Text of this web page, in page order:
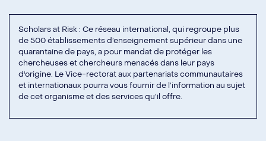
Scholars at Risk: Ce réseau international, qui regroupe plus
de 500 établissements d’enseignement supérieur dans une
quarantaine de pays, a pour mandat de protéger les
chercheuses et chercheurs menacés dans leur pays
d'origine. Le Vice-rectorat aux partenariats communautaires
et internationaux pourra vous fournir de l’information au sujet
de cet organisme et des services qu’il offre.